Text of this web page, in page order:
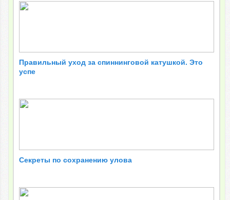
Правильный уход за спиннинговой катушкой. Это
успе
Секреты по сохранению улова